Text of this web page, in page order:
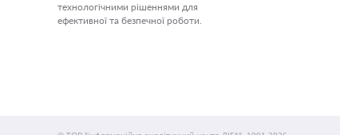
технологічними рішеннями для
ефективної та безпечної роботи.